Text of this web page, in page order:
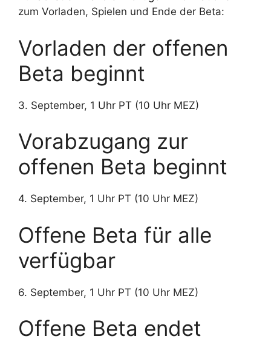
zum Vorladen, Spielen und Ende der Beta:
Vorladen der offenen
Beta beginnt
3. September, 1 Uhr PT (10 Uhr MEZ)
Vorabzugang zur
offenen Beta beginnt
4. September, 1 Uhr PT (10 Uhr MEZ)
Offene Beta für alle
verfügbar
6. September, 1 Uhr PT (10 Uhr MEZ)
Offene Beta endet